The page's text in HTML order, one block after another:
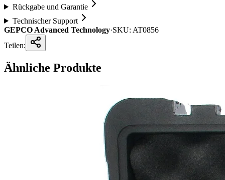
Rückgabe und Garantie
Technischer Support
GEPCO Advanced Technology·SKU: AT0856
Teilen:
Ähnliche Produkte